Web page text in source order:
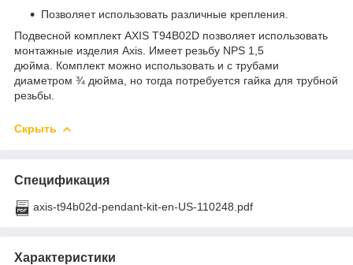
Позволяет использовать различные крепления.
Подвесной комплект AXIS T94B02D позволяет использовать
монтажные изделия Axis. Имеет резьбу NPS 1,5
дюйма. Комплект можно использовать и с трубами
диаметром ¾ дюйма, но тогда потребуется гайка для трубной
резьбы.
Скрыть
Спецификация
axis-t94b02d-pendant-kit-en-US-110248.pdf
Характеристики